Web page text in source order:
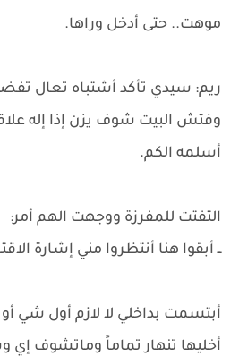
موهت.. حتى أدخل وراها.
ريم: سيدي تأكد أشتباه تعال
وفتش البيت شوف يزن إذا إله
أسلمه الكم.
التفتت للمفرزة ووجهت الهم أمر:
ــ أبقوا هنا أنتظروا مني إشارة
​أبتسمت بداخلي لا لازم أول شي
أخليها تنهار تماماً وماتشوف إي